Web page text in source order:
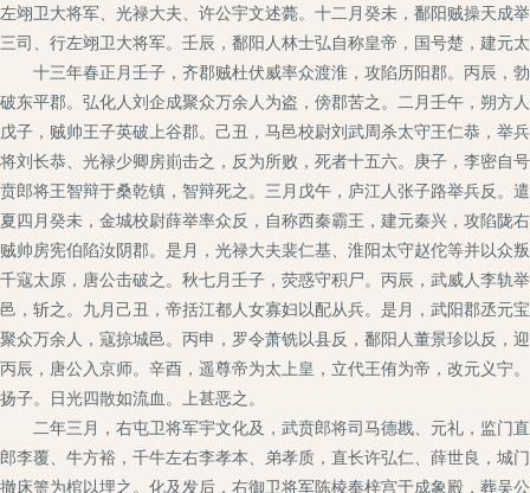
左翊卫大将军、光禄大夫、许公宇文述薨。十二月癸未，鄱阳贼操天成
三司、行左翊卫大将军。壬辰，鄱阳人林士弘自称皇帝，国号楚，建元
十三年春正月壬子，齐郡贼杜伏威率众渡淮，攻陷历阳郡。丙辰，
破东平郡。弘化人刘企成聚众万余人为盗，傍郡苦之。二月壬午，朔方
戊子，贼帅王子英破上谷郡。己丑，马邑校尉刘武周杀太守王仁恭，
将刘长恭、光禄少卿房崱击之，反为所败，死者十五六。庚子，李密自
贲郎将王智辩于桑乾镇，智辩死之。三月戊午，庐江人张子路举兵反。
夏四月癸未，金城校尉薛举率众反，自称西秦霸王，建元秦兴，攻陷
贼帅房宪伯陷汝阴郡。是月，光禄大夫裴仁基、淮阳太守赵佗等并以
千寇太原，唐公击破之。秋七月壬子，荧惑守积尸。丙辰，武威人李轨
邑，斩之。九月己丑，帝括江都人女寡妇以配从兵。是月，武阳郡丞元
聚众万余人，寇掠城邑。丙申，罗令萧铣以县反，鄱阳人董景珍以反，
丙辰，唐公入京师。辛酉，遥尊帝为太上皇，立代王侑为帝，改元义宁
扬子。日光四散如流血。上甚恶之。
二年三月，右屯卫将军宇文化及，武贲郎将司马德戡、元礼，监门
郎李覆、牛方裕，千牛左右李孝本、弟孝质，直长许弘仁、薛世良，城
撤床箦为棺以埋之。化及发后，右御卫将军陈棱奉梓宫于成象殿，葬吴